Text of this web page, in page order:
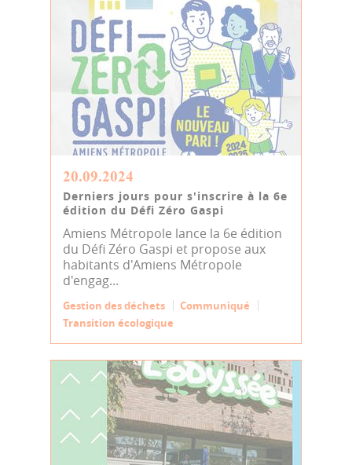
20.09.2024
Derniers jours pour s'inscrire à la 6e
édition du Défi Zéro Gaspi
Amiens Métropole lance la 6e édition
du Défi Zéro Gaspi et propose aux
habitants d'Amiens Métropole
d'engag...
Gestion des déchets
Communiqué
Transition écologique